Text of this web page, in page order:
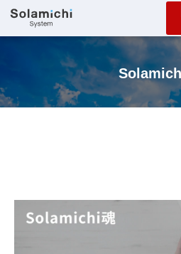
ソラミチ
サービス
オプション